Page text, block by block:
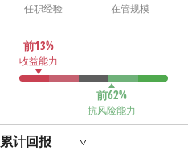
灵活配置混合型证券投资基金、安信90天滚
债券型证券投资基金、安信现金增利货币市
场基金的基金经理助理；安信永宁一年定期
开放债券型发起式证券投资基金、安信宝利
债券型证券投资基金（LOF）、安信华享纯债
债券型证券投资基金、安信永泽一年定期开
放债券型发起式证券投资基金、安信60天滚
任职经验 在管规模
前13%
收益能力
前62%
抗风险能力
累计回报